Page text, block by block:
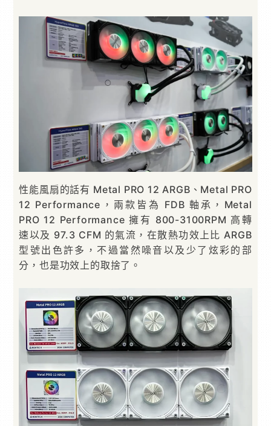
性能風扇的話有 Metal PRO 12 ARGB、Metal PRO
12 Performance，兩款皆為 FDB 軸承，Metal
PRO 12 Performance 擁有 800-3100RPM 高轉
速以及 97.3 CFM 的氣流，在散熱功效上比 ARGB
型號出色許多，不過當然噪音以及少了炫彩的部
分，也是功效上的取捨了。